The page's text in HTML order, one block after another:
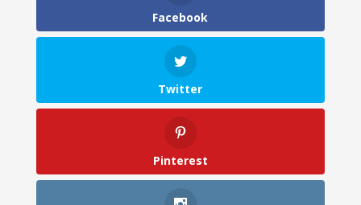
Facebook
Twitter
Pinterest